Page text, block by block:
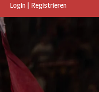
Login | Registrieren